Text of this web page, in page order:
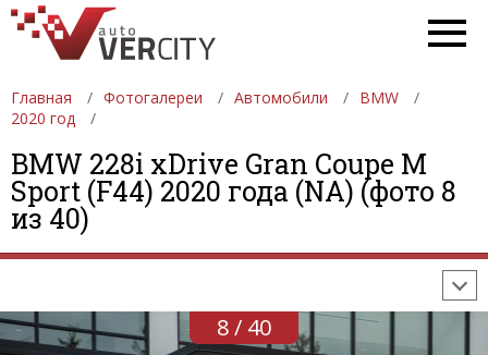
Главная Фотогалереи Автомобили
BMW
2020 год
BMW 228i xDrive Gran Coupe M
Sport (F44) 2020 года (NA) (фото 8
из 40)
ФОТОГАЛЕРЕИ АВТОМОБИЛИ
ДЕВУШКИ
АВТОСАЛОНЫ
8 / 40